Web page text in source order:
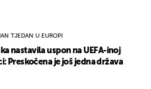
TJEDAN U EUROPI
nastavila uspon na UEFA-inoj
Preskočena je još jedna država